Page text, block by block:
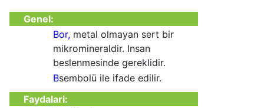
Genel:
Bor, metal olmayan sert bir
mikromineraldir. Insan
beslenmesinde gereklidir.
Bsembolü ile ifade edilir.
Faydalari: